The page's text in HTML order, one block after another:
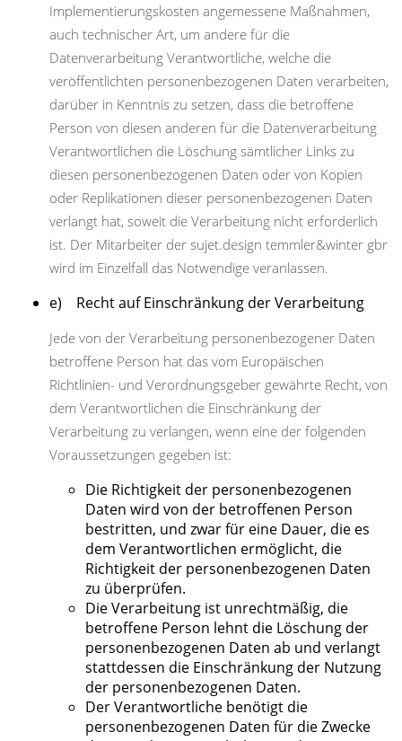
Implementierungskosten angemessene Maßnahmen,
auch technischer Art, um andere für die
Datenverarbeitung Verantwortliche, welche die
veröffentlichten personenbezogenen Daten verarbeiten,
darüber in Kenntnis zu setzen, dass die betroffene
Person von diesen anderen für die Datenverarbeitung
Verantwortlichen die Löschung sämtlicher Links zu
diesen personenbezogenen Daten oder von Kopien
oder Replikationen dieser personenbezogenen Daten
verlangt hat, soweit die Verarbeitung nicht erforderlich
ist. Der Mitarbeiter der sujet.design temmler&winter gbr
wird im Einzelfall das Notwendige veranlassen.
e) Recht auf Einschränkung der Verarbeitung
Jede von der Verarbeitung personenbezogener Daten
betroffene Person hat das vom Europäischen
Richtlinien- und Verordnungsgeber gewährte Recht, von
dem Verantwortlichen die Einschränkung der
Verarbeitung zu verlangen, wenn eine der folgenden
Voraussetzungen gegeben ist:
Die Richtigkeit der personenbezogenen
Daten wird von der betroffenen Person
bestritten, und zwar für eine Dauer, die es
dem Verantwortlichen ermöglicht, die
Richtigkeit der personenbezogenen Daten
zu überprüfen.
Die Verarbeitung ist unrechtmäßig, die
betroffene Person lehnt die Löschung der
personenbezogenen Daten ab und verlangt
stattdessen die Einschränkung der Nutzung
der personenbezogenen Daten.
Der Verantwortliche benötigt die
personenbezogenen Daten für die Zwecke